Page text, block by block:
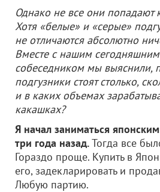
Однако не все они попадают
Хотя «белые» и «серые»
не отличаются абсолютно
Вместе с нашим
собеседником мы выяснили,
подгузники стоят столько,
и в каких объемах
какашках?
Я начал заниматься
три года назад.Тогда все
Гораздо проще. Купить в
его, задекларировать и
Любую партию.